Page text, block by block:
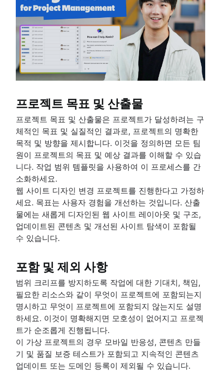
스프린트 케이던스
패스트 트랙
피보나치 스토리 포인트
제품 관리와 프로젝트 관리 비교
기한 관리
프로젝트 관리 스킬
워크로드 관리
지속적 개선 프로세스
Risk analysis
Project management AI agents
What is a PMO?
Adaptive project management
제품 관리
제품 관리란 무엇입니까?
제품 로드맵
제품 매니저
신규 제품 관리자를 위한 팁
애자일 로드맵
제품 요구 사항
제품 분석
제품 개발
원격 제품 관리
최소 실행 가능한 제품
제품 탐색
제품 사양
제품 개발 전략
제품 개발 소프트웨어
신제품 개발 프로세스
가치 흐름 관리
애자일의 이점
애자일의 장점은 무엇입니까?
비즈니스 전략에서 개발까지
애자일 사고방식
애자일로 전환
애자일 포트폴리오 관리
린 포트폴리오 관리
애자일 OKR
장기 애자일 계획
Scaled Agile Framework
애자일 Spotify 모델
확장성 있는 스크럼
애자일 철의 삼각관계
대규모 스크럼 프레임워크
소프트웨어 개발
소프트웨어 개발이란 무엇입니까?
소프트웨어 개발자
개발 관리자 및 스크럼 마스터 비교
Git
브랜치 전략
Git에서 브랜치 만들기
코드 검토
소프트웨어 릴리스
애자일 디자인
애자일 디자인이란 무엇입니까?
디자인 프로세스
제품 디자인 프로세스
공동 작업 디자인
크리에이티브 운영
애자일 마케팅
애자일 마케팅이란 무엇입니까?
마케팅 프로젝트 관리자
애자일 마케팅 팀
DevOps
애자일 팀
프로젝트 목표 및 산출물
프로젝트 목표 및 산출물은 프로젝트가 달성하려는 구
체적인 목표 및 실질적인 결과로, 프로젝트의 명확한
목적 및 방향을 제시합니다. 이것을 정의하면 모든 팀
원이 프로젝트의 목표 및 예상 결과를 이해할 수 있습
니다. 작업 범위 템플릿을 사용하여 이 프로세스를 간
소화하세요.
웹 사이트 디자인 변경 프로젝트를 진행한다고 가정하
세요. 목표는 사용자 경험을 개선하는 것입니다. 산출
물에는 새롭게 디자인된 웹 사이트 레이아웃 및 구조,
업데이트된 콘텐츠 및 개선된 사이트 탐색이 포함될
수 있습니다.
포함 및 제외 사항
범위 크리프를 방지하도록 작업에 대한 기대치, 책임,
필요한 리소스와 같이 무엇이 프로젝트에 포함되는지
명시하고 무엇이 프로젝트에 포함되지 않는지도 설명
하세요. 이것이 명확해지면 모호성이 없어지고 프로젝
트가 순조롭게 진행됩니다.
이 가상 프로젝트의 경우 모바일 반응성, 콘텐츠 만들
기 및 품질 보증 테스트가 포함되고 지속적인 콘텐츠
업데이트 또는 도메인 등록이 제외될 수 있습니다.